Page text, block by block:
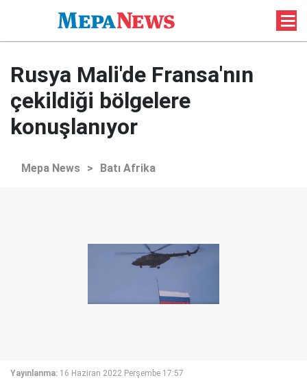
Rusya Mali'de Fransa'nın
çekildiği bölgelere
konuşlanıyor
Mepa News > Batı Afrika
Yayınlanma: 16 Haziran 2022 Perşembe 17:57